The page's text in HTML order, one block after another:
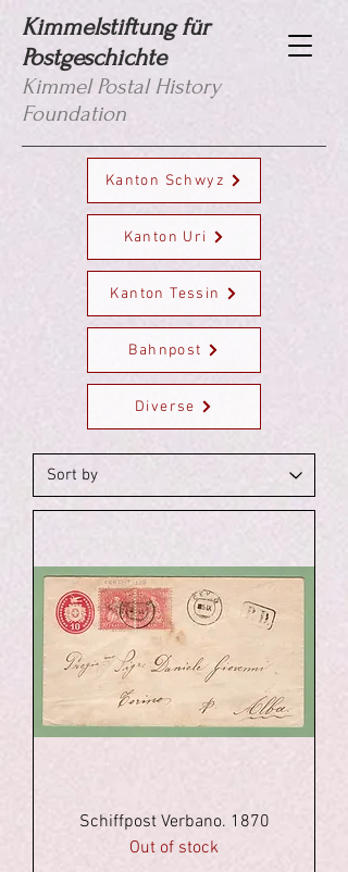
Kimmelstiftung für
Postgeschichte
Kimmel Postal History
Foundation
Kanton Schwyz
Kanton Uri
Kanton Tessin
Bahnpost
Diverse
Schiffpost Verbano. 1870
Out of stock